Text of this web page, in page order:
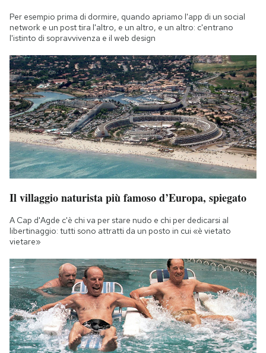
Per esempio prima di dormire, quando apriamo l'app di un social
network e un post tira l'altro, e un altro, e un altro: c'entrano
l'istinto di sopravvivenza e il web design
Il villaggio naturista più famoso d’Europa, spiegato
A Cap d'Agde c'è chi va per stare nudo e chi per dedicarsi al
libertinaggio: tutti sono attratti da un posto in cui «è vietato
vietare»